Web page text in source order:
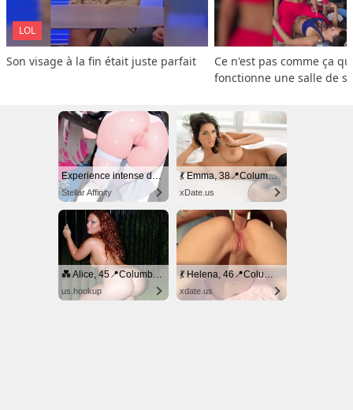
LOL
Son visage à la fin était juste parfait
Ce n'est pas comme ça
fonctionne une salle de